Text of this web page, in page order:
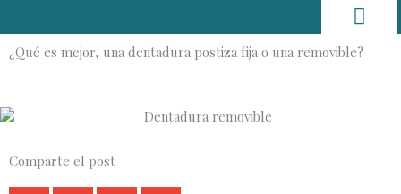
contenido
¿Qué es mejor, una dentadura postiza fija o una removible?
Comparte el post